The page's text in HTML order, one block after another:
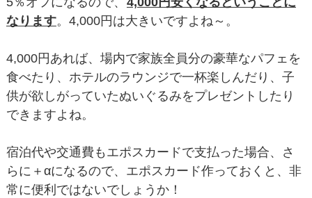
なります。4,000円は大きいですよね～。
4,000円あれば、場内で家族全員分の豪華なパフェを
食べたり、ホテルのラウンジで一杯楽しんだり、子
供が欲しがっていたぬいぐるみをプレゼントしたり
できますよね。
宿泊代や交通費もエポスカードで支払った場合、さ
らに＋αになるので、エポスカード作っておくと、非
常に便利ではないでしょうか！